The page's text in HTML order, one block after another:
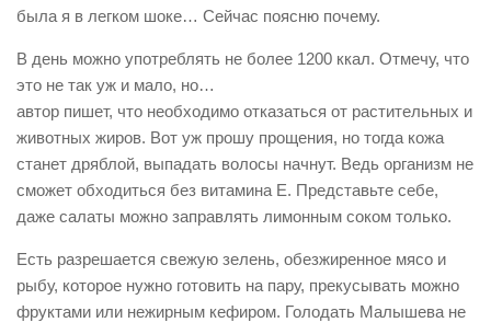
была я в легком шоке… Сейчас поясню почему.
В день можно употреблять не более 1200 ккал. Отмечу, что
это не так уж и мало, но…
автор пишет, что необходимо отказаться от растительных и
животных жиров. Вот уж прошу прощения, но тогда кожа
станет дряблой, выпадать волосы начнут. Ведь организм не
сможет обходиться без витамина Е. Представьте себе,
даже салаты можно заправлять лимонным соком только.
Есть разрешается свежую зелень, обезжиренное мясо и
рыбу, которое нужно готовить на пару, прекусывать можно
фруктами или нежирным кефиром. Голодать Малышева не